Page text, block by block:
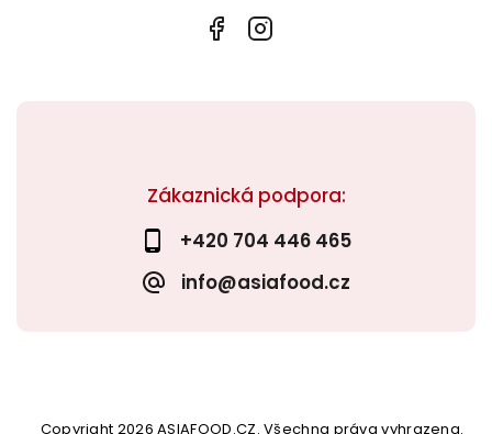
Zákaznická podpora:
+420 704 446 465
info@asiafood.cz
Copyright 2026ASIAFOOD.CZ. Všechna práva vyhrazena.